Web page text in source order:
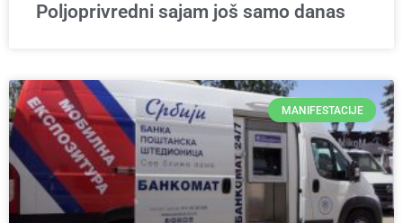
Poljoprivredni sajam još samo danas
MANIFESTACIJE